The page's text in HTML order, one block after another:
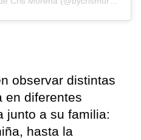
observar distintas
en diferentes
junto a su familia:
hasta la